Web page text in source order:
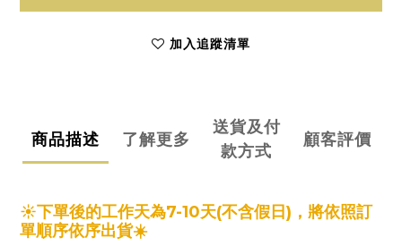
加入追蹤清單
商品描述 了解更多
送貨及付
款方式
顧客評價
☀️下單後的工作天為7-10天(不含假日)，將依照訂
單順序依序出貨☀️